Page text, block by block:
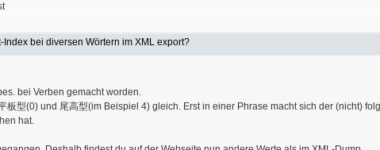
bei diversen Wörtern im XML export?
bei Verben gemacht worden.
板型(0) und 尾高型(im Beispiel 4) gleich. Erst in einer Phrase macht sich der (nicht)
hat.